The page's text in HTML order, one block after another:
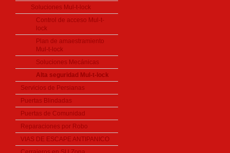
Soluciones Mul-t-lock
Control de acceso Mul-t-
lock
Plan de amaestramiento
Mul-t-lock
Soluciones Mecánicas
Alta seguridad Mul-t-lock
Servicios de Persianas
Puertas Blindadas
Puertas de Comunidad
Reparaciones por Robo
VIAS DE ESCAPE ANTIPANICO